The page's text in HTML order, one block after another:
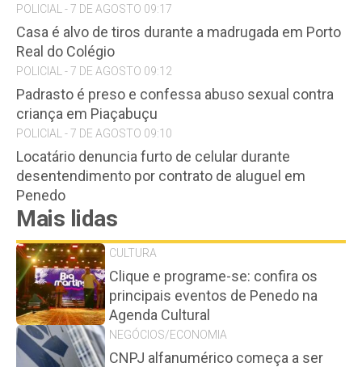
POLICIAL - 7 DE AGOSTO 09:17
Casa é alvo de tiros durante a madrugada em Porto
Real do Colégio
POLICIAL - 7 DE AGOSTO 09:12
Padrasto é preso e confessa abuso sexual contra
criança em Piaçabuçu
POLICIAL - 7 DE AGOSTO 09:10
Locatário denuncia furto de celular durante
desentendimento por contrato de aluguel em
Penedo
Mais lidas
CULTURA
Clique e programe-se: confira os
principais eventos de Penedo na
Agenda Cultural
NEGÓCIOS/ECONOMIA
CNPJ alfanumérico começa a ser